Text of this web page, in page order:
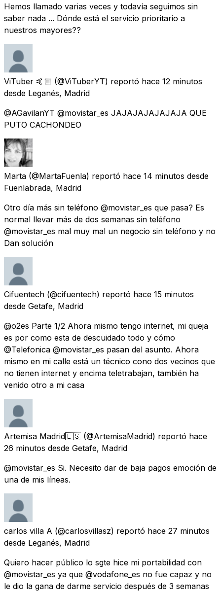
Hemos llamado varias veces y todavía seguimos sin
saber nada ... Dónde está el servicio prioritario a
nuestros mayores??
ViTuber 🤙🏼 (@ViTuberYT) reportó hace 12 minutos
desde Leganés, Madrid
@AGavilanYT @movistar_es JAJAJAJAJAJAJA QUE
PUTO CACHONDEO
Marta (@MartaFuenla) reportó hace 14 minutos desde
Fuenlabrada, Madrid
Otro día más sin teléfono @movistar_es que pasa? Es
normal llevar más de dos semanas sin teléfono
@movistar_es mal muy mal un negocio sin teléfono y no
Dan solución
Cifuentech (@cifuentech) reportó hace 15 minutos
desde Getafe, Madrid
@o2es Parte 1/2 Ahora mismo tengo internet, mi queja
es por como esta de descuidado todo y cómo
@Telefonica @movistar_es pasan del asunto. Ahora
mismo en mi calle está un técnico cono dos vecinos que
no tienen internet y encima teletrabajan, también ha
venido otro a mi casa
Artemisa Madrid🇪🇸 (@ArtemisaMadrid) reportó hace
26 minutos desde Getafe, Madrid
@movistar_es Si. Necesito dar de baja pagos emoción de
una de mis líneas.
carlos villa A (@carlosvillasz) reportó hace 27 minutos
desde Leganés, Madrid
Quiero hacer público lo sgte hice mi portabilidad con
@movistar_es ya que @vodafone_es no fue capaz y no
le dio la gana de darme servicio después de 3 semanas